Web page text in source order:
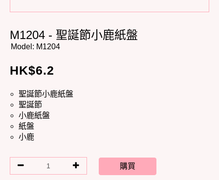
M1204 - 聖誕節小鹿紙盤
Model: M1204
HK$6.2
聖誕節小鹿紙盤
聖誕節
小鹿紙盤
紙盤
小鹿
購買